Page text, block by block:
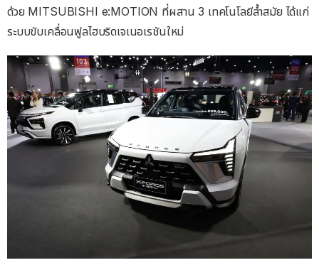
ด้วย MITSUBISHI e:MOTION ที่ผสาน 3 เทคโนโลยีลํ้าสมัย ได้แก่
ระบบขับเคลื่อนฟูลไฮบริดเจเนอเรชันใหม่